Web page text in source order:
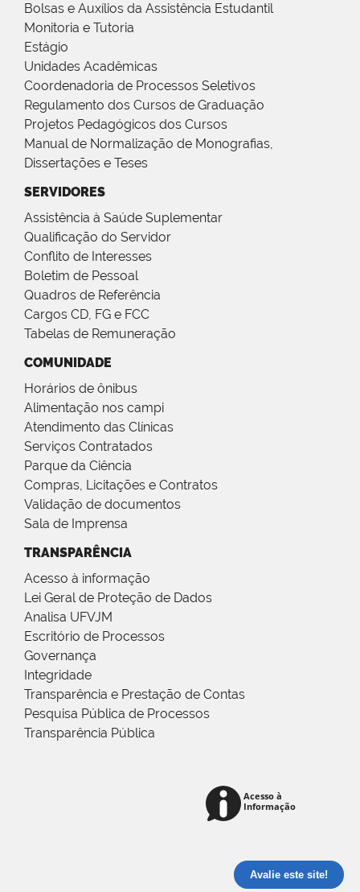
Bolsas e Auxílios da Assistência Estudantil
Monitoria e Tutoria
Estágio
Unidades Acadêmicas
Coordenadoria de Processos Seletivos
Regulamento dos Cursos de Graduação
Projetos Pedagógicos dos Cursos
Manual de Normalização de Monografias,
Dissertações e Teses
SERVIDORES
Assistência à Saúde Suplementar
Qualificação do Servidor
Conflito de Interesses
Boletim de Pessoal
Quadros de Referência
Cargos CD, FG e FCC
Tabelas de Remuneração
COMUNIDADE
Horários de ônibus
Alimentação nos campi
Atendimento das Clínicas
Serviços Contratados
Parque da Ciência
Compras, Licitações e Contratos
Validação de documentos
Sala de Imprensa
TRANSPARÊNCIA
Acesso à informação
Lei Geral de Proteção de Dados
Analisa UFVJM
Escritório de Processos
Governança
Integridade
Transparência e Prestação de Contas
Pesquisa Pública de Processos
Transparência Pública
Avalie este site!